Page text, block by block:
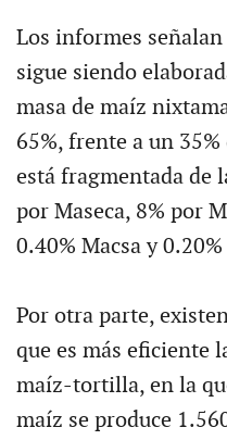
Los informes
sigue siendo
masa de maíz
65%, frente a un
está fragmentada de
por Maseca, 8% por
0.40% Macsa y
Por otra parte,
que es más eficiente
maíz-tortilla, en la
maíz se produce